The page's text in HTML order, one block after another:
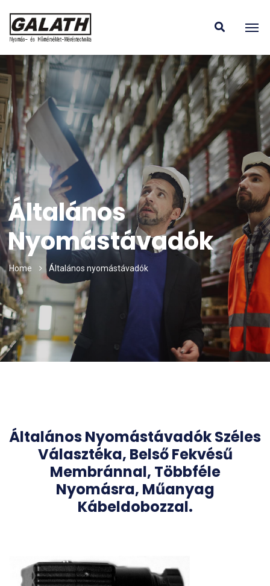
Általános
Nyomástávadók
Home Általános nyomástávadók
Általános Nyomástávadók Széles
Választéka, Belső Fekvésű
Membránnal, Többféle
Nyomásra, Műanyag
Kábeldobozzal.